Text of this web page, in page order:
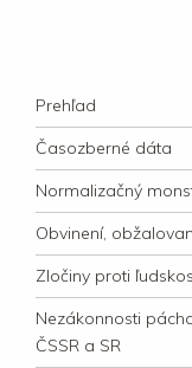
súdny proces v
Navigation
Skip to content
Prehľad
Časozberné dáta
Normalizačný
Obvinení,
Zločiny proti
Nezákonnosti
ČSSR a SR